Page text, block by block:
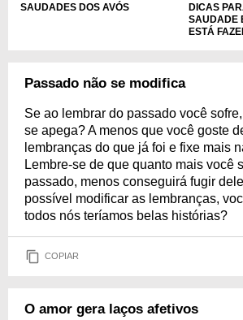
SAUDADES DOS AVÓS
DICAS
SAUDADE
ESTÁ
Passado não se modifica
Se ao lembrar do passado você
se apega? A menos que você goste
lembranças do que já foi e fixe mais
Lembre-se de que quanto mais você
passado, menos conseguirá fugir
possível modificar as lembranças,
todos nós teríamos belas histórias?
COPIAR
O amor gera laços afetivos